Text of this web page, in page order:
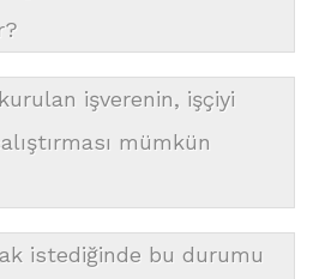
işverenin, işçiyi
mümkün
istediğinde bu durumu